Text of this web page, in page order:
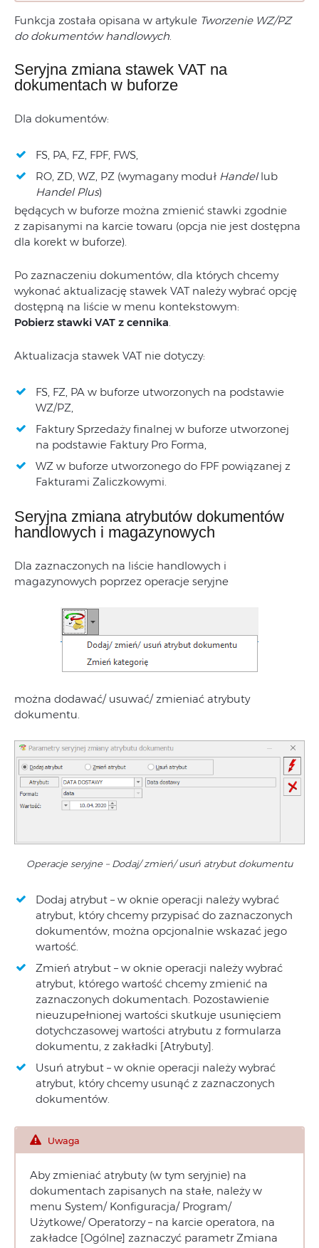
Funkcja została opisana w artykule Tworzenie WZ/PZ
do dokumentów handlowych.
Seryjna zmiana stawek VAT na
dokumentach w buforze
Dla dokumentów:
FS, PA, FZ, FPF, FWS,
RO, ZD, WZ, PZ (wymagany moduł Handellub
Handel Plus)
będących w buforze można zmienić stawki zgodnie
z zapisanymi na karcie towaru (opcja nie jest dostępna
dla korekt w buforze).
Po zaznaczeniu dokumentów, dla których chcemy
wykonać aktualizację stawek VAT należy wybrać opcję
dostępną na liście w menu kontekstowym:
Pobierz stawki VAT z cennika.
Aktualizacja stawek VAT nie dotyczy:
FS, FZ, PA w buforze utworzonych na podstawie
WZ/PZ,
Faktury Sprzedaży finalnej w buforze utworzonej
na podstawie Faktury Pro Forma,
WZ w buforze utworzonego do FPF powiązanej z
Fakturami Zaliczkowymi.
Seryjna zmiana atrybutów dokumentów
handlowych i magazynowych
Dla zaznaczonych na liście handlowych i
magazynowych poprzez operacje seryjne
można dodawać/ usuwać/ zmieniać atrybuty
dokumentu.
Operacje seryjne – Dodaj/ zmień/ usuń atrybut dokumentu
Dodaj atrybut – w oknie operacji należy wybrać
atrybut, który chcemy przypisać do zaznaczonych
dokumentów, można opcjonalnie wskazać jego
wartość.
Zmień atrybut – w oknie operacji należy wybrać
atrybut, którego wartość chcemy zmienić na
zaznaczonych dokumentach. Pozostawienie
nieuzupełnionej wartości skutkuje usunięciem
dotychczasowej wartości atrybutu z formularza
dokumentu, z zakładki [Atrybuty].
Usuń atrybut – w oknie operacji należy wybrać
atrybut, który chcemy usunąć z zaznaczonych
dokumentów.
Uwaga
Aby zmieniać atrybuty (w tym seryjnie) na
dokumentach zapisanych na stałe, należy w
menu System/ Konfiguracja/ Program/
Użytkowe/ Operatorzy – na karcie operatora, na
zakładce [Ogólne] zaznaczyć parametr Zmiana